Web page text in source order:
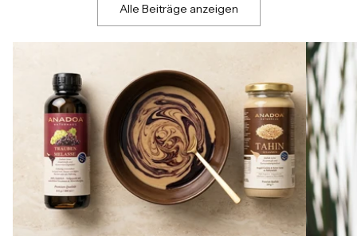
Alle Beiträge anzeigen